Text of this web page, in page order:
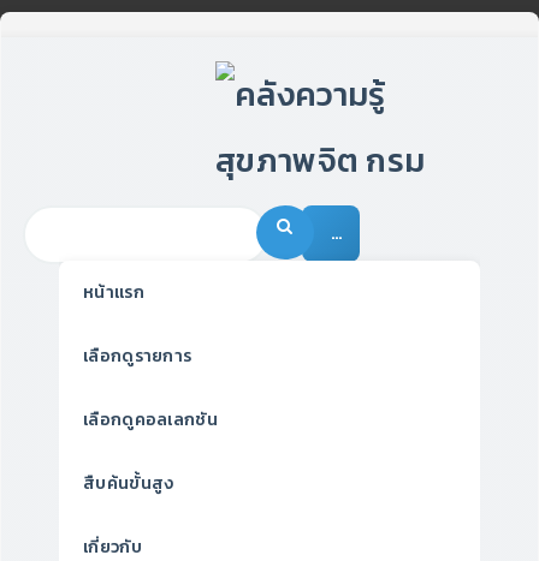
…
หน้าแรก
เลือกดูรายการ
เลือกดูคอลเลกชัน
สืบค้นขั้นสูง
เกี่ยวกับ